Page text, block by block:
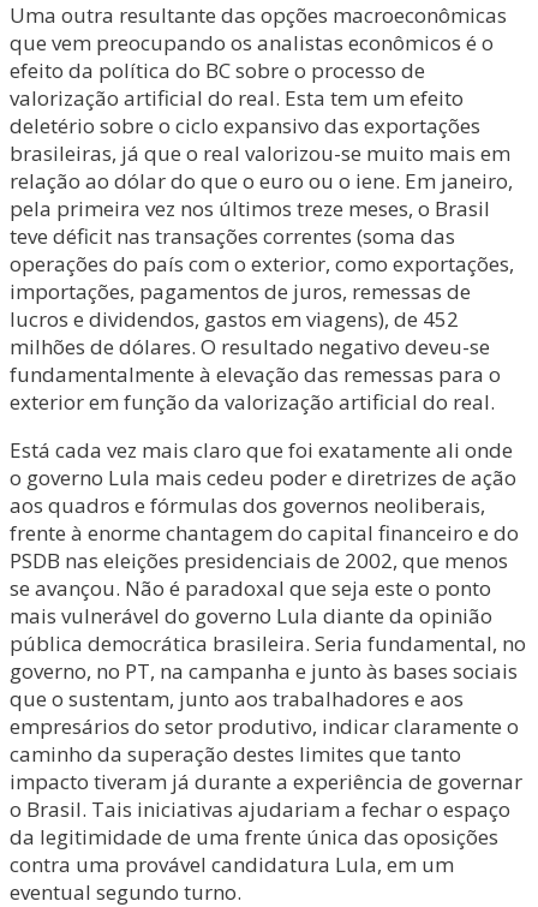
Uma outra resultante das opções macroeconômicas
que vem preocupando os analistas econômicos é o
efeito da política do BC sobre o processo de
valorização artificial do real. Esta tem um efeito
deletério sobre o ciclo expansivo das exportações
brasileiras, já que o real valorizou-se muito mais em
relação ao dólar do que o euro ou o iene. Em janeiro,
pela primeira vez nos últimos treze meses, o Brasil
teve déficit nas transações correntes (soma das
operações do país com o exterior, como exportações,
importações, pagamentos de juros, remessas de
lucros e dividendos, gastos em viagens), de 452
milhões de dólares. O resultado negativo deveu-se
fundamentalmente à elevação das remessas para o
exterior em função da valorização artificial do real.
Está cada vez mais claro que foi exatamente ali onde
o governo Lula mais cedeu poder e diretrizes de ação
aos quadros e fórmulas dos governos neoliberais,
frente à enorme chantagem do capital financeiro e do
PSDB nas eleições presidenciais de 2002, que menos
se avançou. Não é paradoxal que seja este o ponto
mais vulnerável do governo Lula diante da opinião
pública democrática brasileira. Seria fundamental, no
governo, no PT, na campanha e junto às bases sociais
que o sustentam, junto aos trabalhadores e aos
empresários do setor produtivo, indicar claramente o
caminho da superação destes limites que tanto
impacto tiveram já durante a experiência de governar
o Brasil. Tais iniciativas ajudariam a fechar o espaço
da legitimidade de uma frente única das oposições
contra uma provável candidatura Lula, em um
eventual segundo turno.